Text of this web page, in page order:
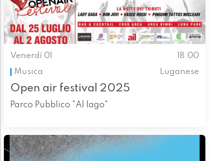
Venerdì 01
18.00
Musica
Luganese
Open air festival 2025
Parco Pubblico "Al lago"